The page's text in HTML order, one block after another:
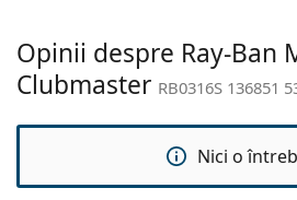
Suport:
Da
Lavetă pentru
curățat:
Da
Opinii despre Ray-Ban
Clubmaster RB0316S 136851
Nici o